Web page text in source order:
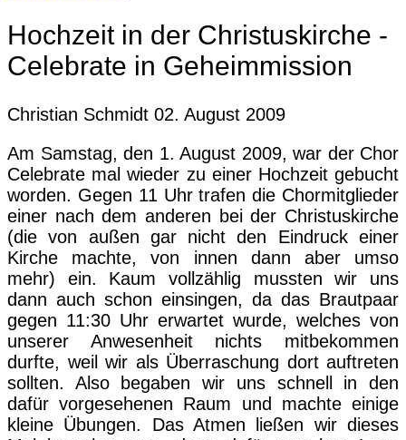
Hochzeit in der Christuskirche -
Celebrate in Geheimmission
Christian Schmidt 02. August 2009
Am Samstag, den 1. August 2009, war der Chor
Celebrate mal wieder zu einer Hochzeit gebucht
worden. Gegen 11 Uhr trafen die Chormitglieder
einer nach dem anderen bei der Christuskirche
(die von außen gar nicht den Eindruck einer
Kirche machte, von innen dann aber umso
mehr) ein. Kaum vollzählig mussten wir uns
dann auch schon einsingen, da das Brautpaar
gegen 11:30 Uhr erwartet wurde, welches von
unserer Anwesenheit nichts mitbekommen
durfte, weil wir als Überraschung dort auftreten
sollten. Also begaben wir uns schnell in den
dafür vorgesehenen Raum und machte einige
kleine Übungen. Das Atmen ließen wir dieses